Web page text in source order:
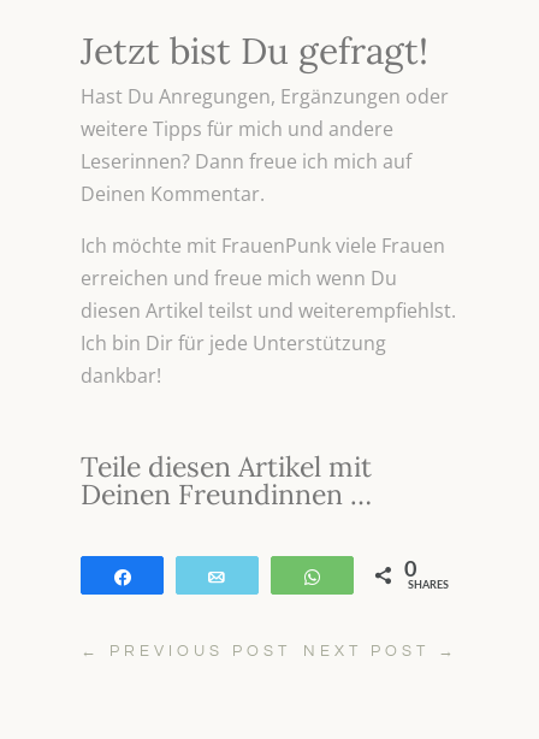
Jetzt bist Du gefragt!
Hast Du Anregungen, Ergänzungen oder
weitere Tipps für mich und andere
Leserinnen? Dann freue ich mich auf
Deinen Kommentar.
Ich möchte mit FrauenPunk viele Frauen
erreichen und freue mich wenn Du
diesen Artikel teilst und weiterempfiehlst.
Ich bin Dir für jede Unterstützung
dankbar!
Teile diesen Artikel mit
Deinen Freundinnen …
WhatsApp
0
SHARES
← PREVIOUS POST NEXT POST →